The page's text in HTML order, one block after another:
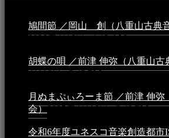
鳩間節 ／岡山 創（八重山古典
2026年4月6日 - 1:13 AM
胡蝶の唄 ／前津 伸弥（八重山古
4月16日 - 3:48 PM
月ぬまぷぃろーま節 ／前津 伸
会）2025年4月16日 - 3:48 PM
令和6年度ユネスコ音楽創造都